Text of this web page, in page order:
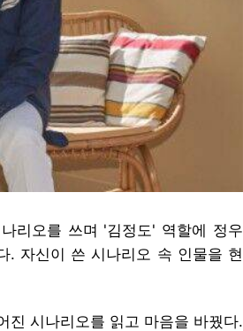
리오를 쓰며 '김정도' 역할에 정우
. 자신이 쓴 시나리오 속 인물을 현
진 시나리오를 읽고 마음을 바꿨다.